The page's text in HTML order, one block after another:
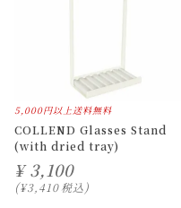
5,000円以上送料無料
COLLEND Glasses Stand
(with dried tray)
¥ 3,100
¥3,410税込